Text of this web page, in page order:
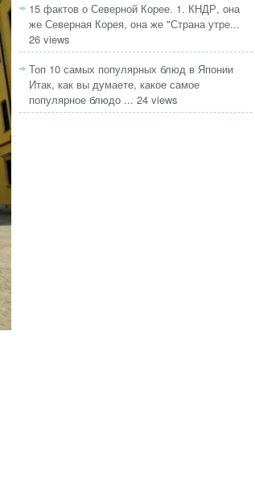
15 фактов о Северной Корее. 1. КНДР, она
же Северная Корея, она же "Страна утре...
26 views
Топ 10 самых популярных блюд в Японии
Итак, как вы думаете, какое самое
популярное блюдо ... 24 views